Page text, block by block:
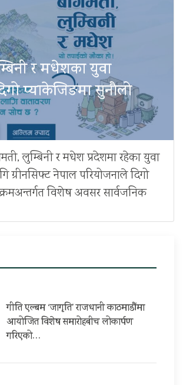
र मधेशका युवा
प्याकेजिङमा सुनौलो
लुम्बिनी र मधेश प्रदेशमा रहेका युवा
ग्रीनसिफ्ट नेपाल परियोजनाले दिगो
विशेष अवसर सार्वजनिक
गीति एल्बम ‘जागृति’ राजधानी काठमाडौंमा
आयोजित विशेष समारोहबीच लोकार्पण
गरिएको…